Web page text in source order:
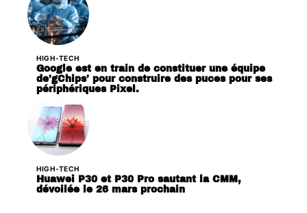
HIGH-TECH
Google est en train de constituer une équipe
de’gChips’ pour construire des puces pour ses
périphériques Pixel.
HIGH-TECH
Huawei P30 et P30 Pro sautant la CMM,
dévoilée le 26 mars prochain